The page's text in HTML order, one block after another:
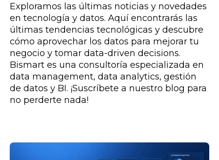
Exploramos las últimas noticias y novedades
en tecnología y datos. Aquí encontrarás las
últimas tendencias tecnológicas y descubre
cómo aprovechar los datos para mejorar tu
negocio y tomar data-driven decisions.
Bismart es una consultoría especializada en
data management, data analytics, gestión
de datos y BI. ¡Suscríbete a nuestro blog para
no perderte nada!